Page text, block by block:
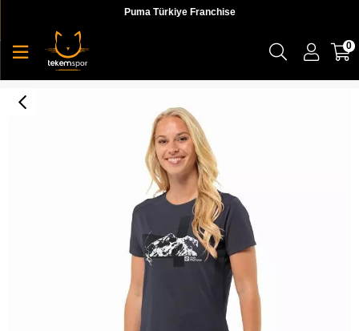
Puma Türkiye Franchise
0